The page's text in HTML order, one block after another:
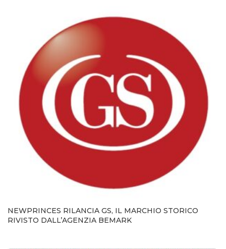
NEWPRINCES RILANCIA GS, IL MARCHIO STORICO
RIVISTO DALL’AGENZIA BEMARK